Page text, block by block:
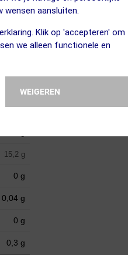
wensen aansluiten.
Klik op 'accepteren' om
we alleen functionele en
WEIGEREN
mononatriumcitraat),
(40g)
kcal)
15,2 g
0 g
0,04 g
0 g
0,3 g